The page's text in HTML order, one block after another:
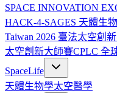
SPACE INNOVATION
HACK-4-SAGES 天體生
Taiwan 2026 臺法太空創
太空創新大師賽CPLC 全
SpaceLife
天體生物學太空醫學